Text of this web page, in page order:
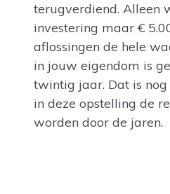
terugverdiend. Alleen
investering maar €
aflossingen de hele
in jouw eigendom is
twintig jaar. Dat is
in deze opstelling de
worden door de jaren.